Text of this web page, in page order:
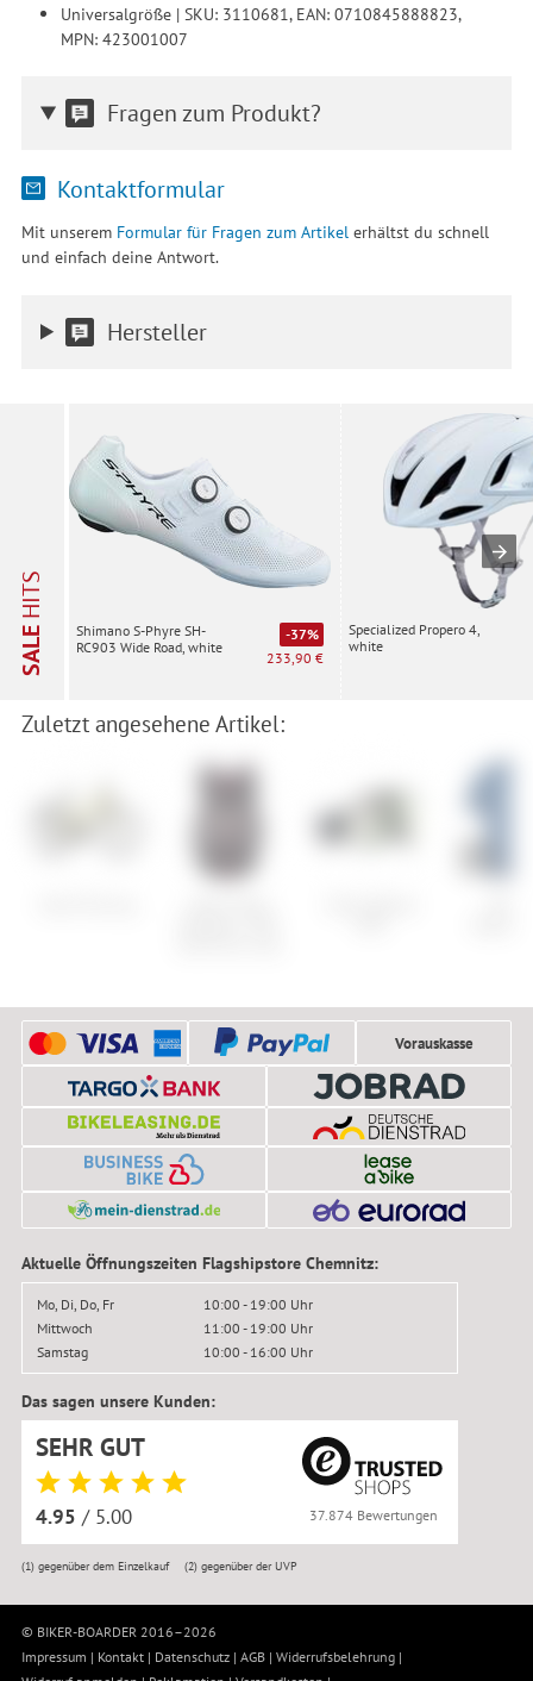
Universalgröße | SKU: 3110681, EAN: 0710845888823,
MPN: 423001007
Fragen zum Produkt?
Kontaktformular
Mit unserem Formular für Fragen zum Artikelerhältst du schnell
und einfach deine Antwort.
Hersteller
SALE
HITS
Shimano S-Phyre SH-
RC903 Wide Road, white
-37%
233,90 €
Specialized Propero 4,
white
Zuletzt angesehene Artikel:
Vorauskasse
Aktuelle Öffnungszeiten Flagshipstore Chemnitz:
Mo, Di, Do, Fr
10:00 - 19:00 Uhr
Mittwoch
11:00 - 19:00 Uhr
Samstag
10:00 - 16:00 Uhr
Das sagen unsere Kunden:
SEHR GUT
4.95 / 5.00 37.874 Bewertungen
(1)gegenüber dem Einzelkauf (2) gegenüber der UVP
© BIKER-BOARDER 2016–2026
Impressum | Kontakt | Datenschutz | AGB | Widerrufsbelehrung |